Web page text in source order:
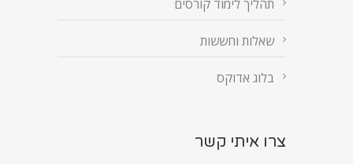
תהליך לימוד קורסים
שאלות וחששות
בלוג אדוקס
צרו איתי קשר